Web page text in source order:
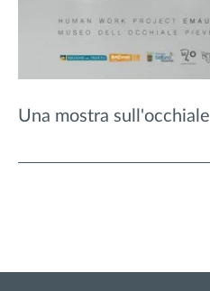
Una mostra sull'occhiale